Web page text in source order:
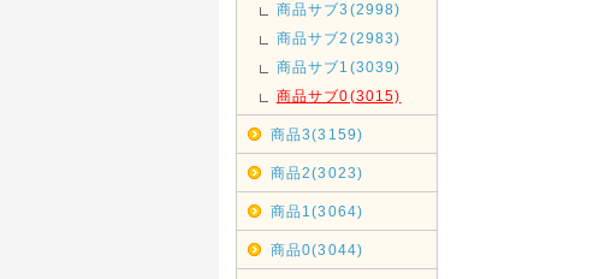
商品サブ3(2998)
商品サブ2(2983)
商品サブ1(3039)
商品サブ0(3015)
商品3(3159)
商品2(3023)
商品1(3064)
商品0(3044)